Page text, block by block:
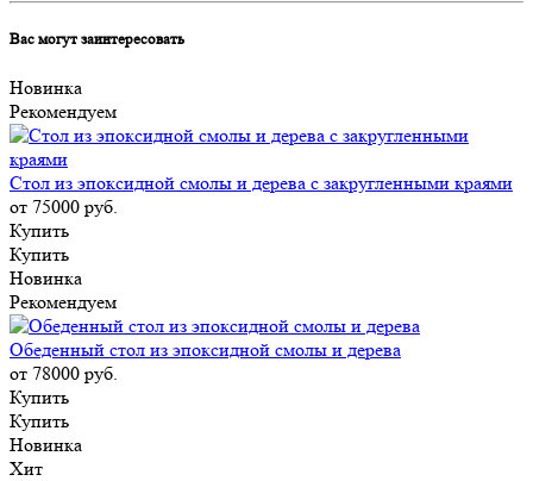
Вас могут заинтересовать
Новинка
Рекомендуем
Стол из эпоксидной смолы и дерева с закругленными краями
от 75000 руб.
Купить
Купить
Новинка
Рекомендуем
Обеденный стол из эпоксидной смолы и дерева
от 78000 руб.
Купить
Купить
Новинка
Хит